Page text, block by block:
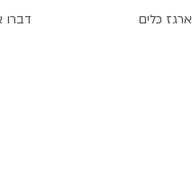
דברו ארגז כלים